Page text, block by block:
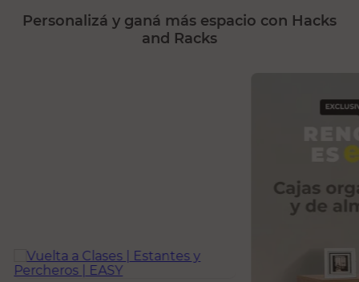
Personalizá y ganá más espacio con Hacks
and Racks